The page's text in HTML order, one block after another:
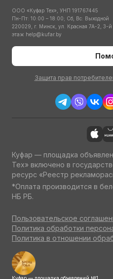
ООО «Куфар Тех», УНП 191767445
Пн-Пт: 10:00 – 18:00; Сб, Вс: Выходной
220029, г. Минск, ул. Красная 7А-2, 3-й
этаж help@kufar.by
Защита прав
Куфар — площадка
Тех» включено в
ресурс «Реестр
*Оплата производится в
НБ РБ.
Пользовательское
Политика обработки
Политика в отношении